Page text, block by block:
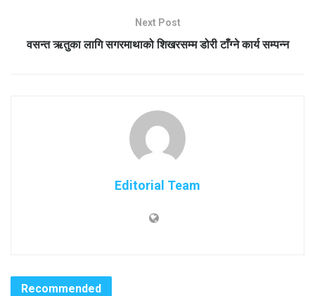
Next Post
वसन्त ऋतुका लागि सगरमाथाको शिखरसम्म डोरी टाँग्ने कार्य सम्पन्न
Editorial Team
Recommended